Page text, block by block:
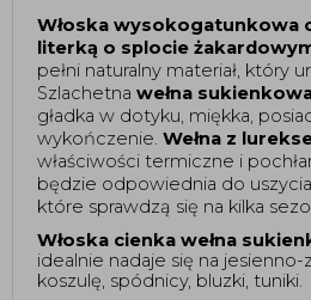
Włoska wysokogatunkowa
literką o splocie
pełni naturalny materiał, który
Szlachetna wełna
gładka w dotyku, miękka,
wykończenie. Wełna z
właściwości termiczne i
będzie odpowiednia do
które sprawdzą się na kilka
Włoska cienka wełna
idealnie nadaje się na
koszulę, spódnicy, bluzki, tuniki.